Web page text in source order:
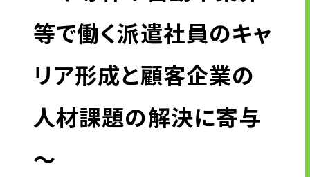
企業のご担当者様へ
企業のご担当者様へTOP
事例紹介
等で働く派遣社員のキャ
リア形成と顧客企業の
人材課題の解決に寄与
～